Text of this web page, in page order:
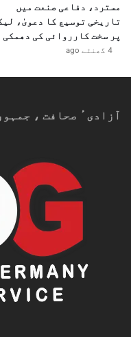
مسترد، دفاعی صنعت میں
تاریخی توسیع کا دعویٰ،
پر سخت کارروائی کی دھمکی
4 گھنٹے ago
آزادیٴ صحافت ،